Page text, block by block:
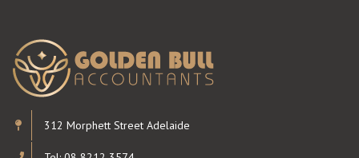
312 Morphett Street Adelaide